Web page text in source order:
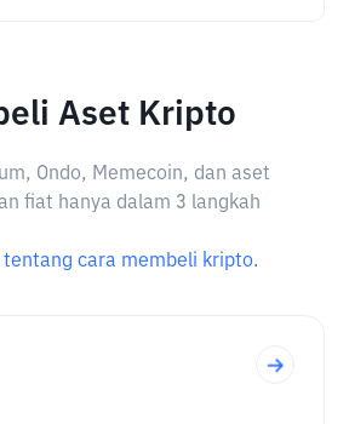
Aset Kripto
Ondo, Memecoin, dan aset
fiat hanya dalam 3 langkah
cara membeli kripto.